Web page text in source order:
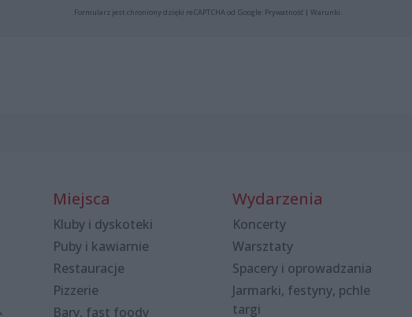
Formularz jest chroniony dzięki reCAPTCHA od Google: Prywatność| Warunki
Miejsca
Kluby i dyskoteki
Puby i kawiarnie
Restauracje
Pizzerie
Bary, fast foody
Wydarzenia
Koncerty
Warsztaty
Spacery i oprowadzania
Jarmarki, festyny, pchle
targi